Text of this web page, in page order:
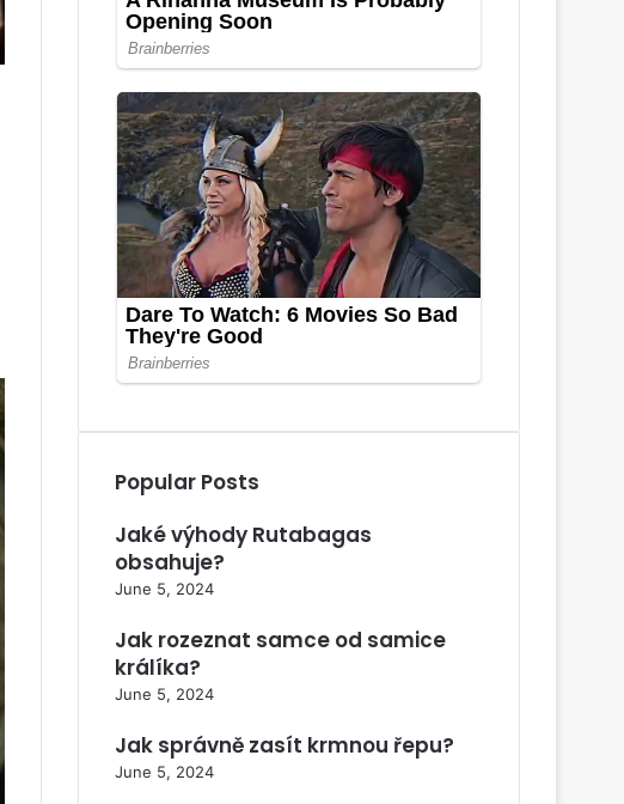
Popular Posts
Jaké výhody Rutabagas
obsahuje?
June 5, 2024
Jak rozeznat samce od samice
králíka?
June 5, 2024
Jak správně zasít krmnou řepu?
June 5, 2024